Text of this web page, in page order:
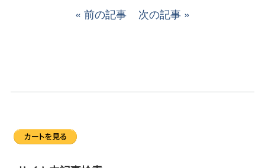
前の記事 次の記事